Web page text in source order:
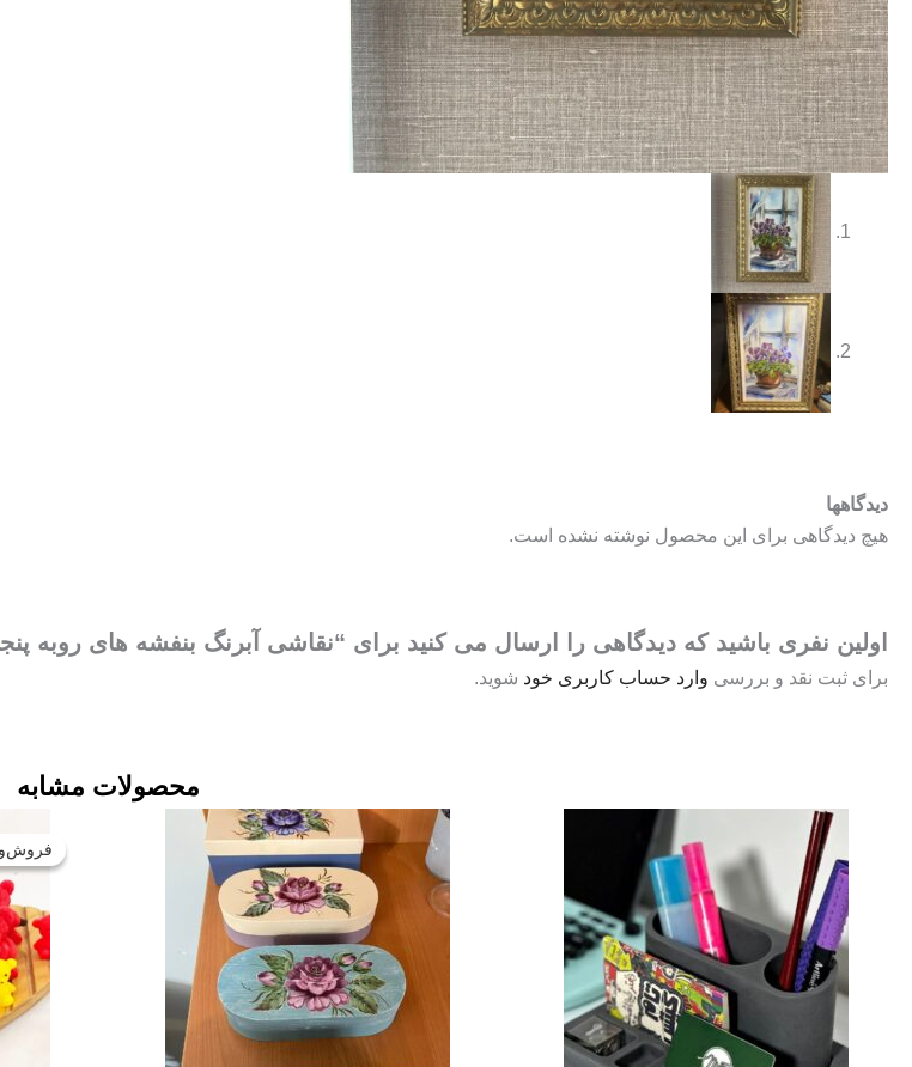
دیدگاهها
هیچ دیدگاهی برای این محصول نوشته نشده است.
اولین نفری باشید که دیدگاهی را ارسال می کنید برای “نقاشی آبرنگ بنفشه های روبه
برای ثبت نقد و بررسی وارد حساب کاربری خود شوید.
محصولات مشابه